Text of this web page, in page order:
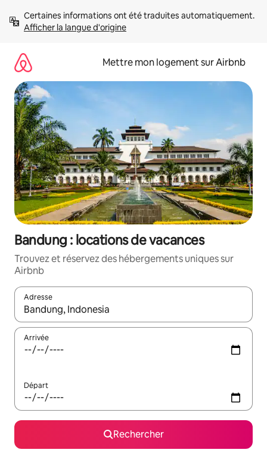
directement
Afficher la langue d'origine
Mettre mon logement sur Airbnb
Bandung : locations de vacances
Trouvez et réservez des hébergements uniques sur
Airbnb
Adresse
Lorsque les résultats s'affichent, utilisez les flèches vers le
Arrivée
Départ
Rechercher